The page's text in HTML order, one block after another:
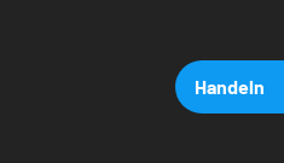
Handeln